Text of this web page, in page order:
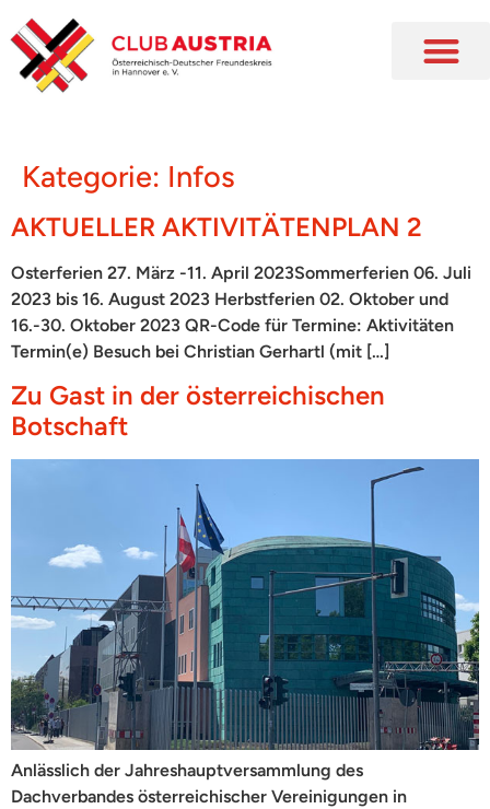
Kategorie: Infos
AKTUELLER AKTIVITÄTENPLAN 2
Osterferien 27. März -11. April 2023Sommerferien 06. Juli
2023 bis 16. August 2023 Herbstferien 02. Oktober und
16.-30. Oktober 2023 QR-Code für Termine: Aktivitäten
Termin(e) Besuch bei Christian Gerhartl (mit […]
Zu Gast in der österreichischen
Botschaft
Anlässlich der Jahreshauptversammlung des
Dachverbandes österreichischer Vereinigungen in